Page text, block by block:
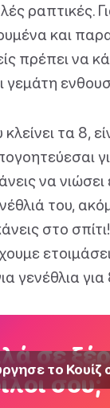
ραπτικές.
και
πρέπει να
γεμάτη
τα 8,
να
του,
στο
γενέθλια
σε
σου;
το Κουίζ